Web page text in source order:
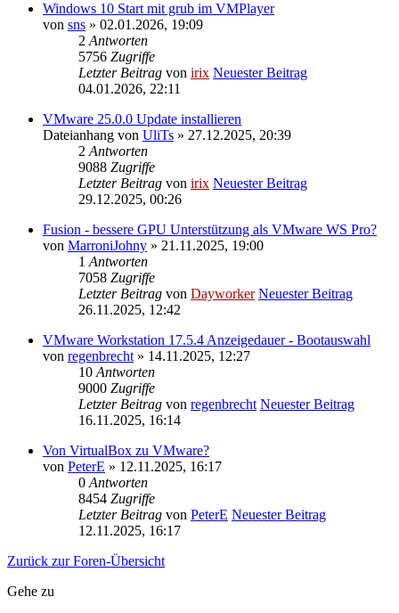
Windows 10 Start mit grub im VMPlayer
von sns » 02.01.2026, 19:09
2 Antworten
5756 Zugriffe
Letzter Beitrag von irix Neuester Beitrag
04.01.2026, 22:11
VMware 25.0.0 Update installieren
Dateianhang von UliTs » 27.12.2025, 20:39
2 Antworten
9088 Zugriffe
Letzter Beitrag von irix Neuester Beitrag
29.12.2025, 00:26
Fusion - bessere GPU Unterstützung als VMware WS Pro?
von MarroniJohny » 21.11.2025, 19:00
1 Antworten
7058 Zugriffe
Letzter Beitrag von Dayworker Neuester Beitrag
26.11.2025, 12:42
VMware Workstation 17.5.4 Anzeigedauer - Bootauswahl
von regenbrecht » 14.11.2025, 12:27
10 Antworten
9000 Zugriffe
Letzter Beitrag von regenbrecht Neuester Beitrag
16.11.2025, 16:14
Von VirtualBox zu VMware?
von PeterE » 12.11.2025, 16:17
0 Antworten
8454 Zugriffe
Letzter Beitrag von PeterE Neuester Beitrag
12.11.2025, 16:17
Zurück zur Foren-Übersicht
Gehe zu